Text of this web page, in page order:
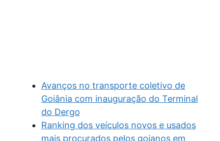
Avanços no transporte coletivo de
Goiânia com inauguração do Terminal
do Dergo
Ranking dos veículos novos e usados
mais procurados pelos goianos em